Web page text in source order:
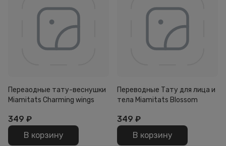
Переаодные тату-веснушки
Miamitats Charming wings
349 ₽
В корзину
Переводные Тату для лица и
тела Miamitats Blossom
349 ₽
В корзину